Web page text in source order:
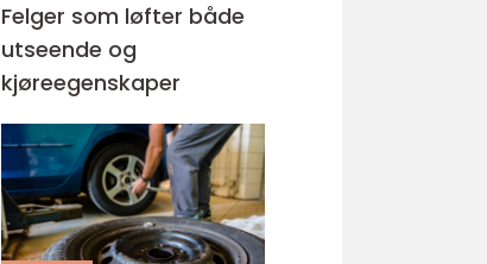
Felger som løfter både
utseende og
kjøreegenskaper